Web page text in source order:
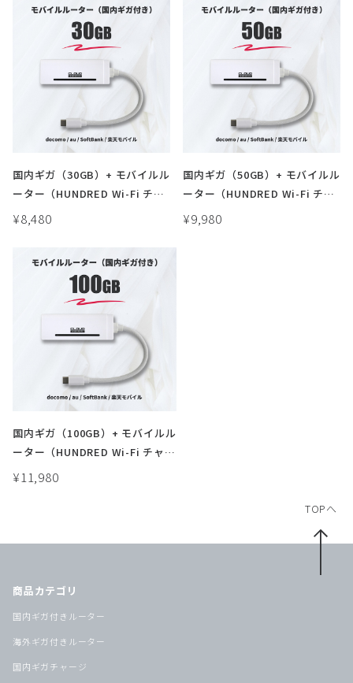
国内ギガ（30GB）+ モバイルル
ーター（HUNDRED Wi-Fi チャ
ージ Type 本体）USB / 車載 /
バッテリーレス
¥8,480
国内ギガ（50GB）+ モバイルル
ーター（HUNDRED Wi-Fi チャ
ージ Type 本体）USB / 車載 /
バッテリーレス
¥9,980
国内ギガ（100GB）+ モバイルル
ーター（HUNDRED Wi-Fi チャー
ジ Type 本体）USB / 車載 / バ
ッテリーレス
¥11,980
商品カテゴリ
国内ギガ付きルーター
海外ギガ付きルーター
国内ギガチャージ
TOPへ